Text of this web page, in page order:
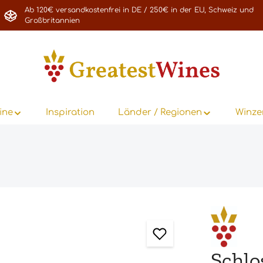
Ab 120€ versandkostenfrei in DE / 250€ in der EU, Schweiz und
Großbritannien
Inspiration Länder / Regionen